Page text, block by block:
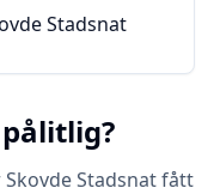
Stadsnat
Stadsnat fått